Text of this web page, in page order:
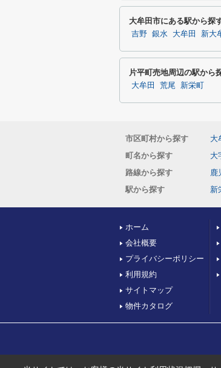
大牟田市にある駅から探
吉野 銀水 大牟田 新大
片平町売地周辺の駅から
大牟田 荒尾 新栄町
市区町村から探す 大
町名から探す
大
路線から探す
鹿
駅から探す
新
ホーム
会社概要
プライバシーポリシー
利用規約
サイトマップ
物件カタログ